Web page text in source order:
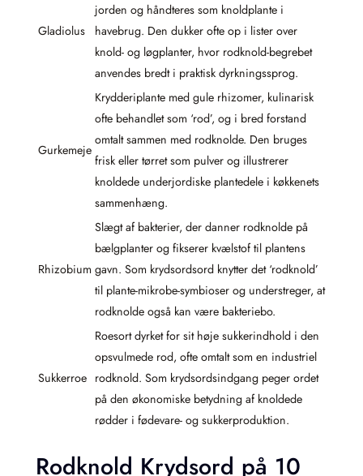
Gladiolus
jorden og håndteres som knoldplante i
havebrug. Den dukker ofte op i lister over
knold- og løgplanter, hvor rodknold-begrebet
anvendes bredt i praktisk dyrkningssprog.
Gurkemeje
Krydderiplante med gule rhizomer, kulinarisk
ofte behandlet som ‘rod’, og i bred forstand
omtalt sammen med rodknolde. Den bruges
frisk eller tørret som pulver og illustrerer
knoldede underjordiske plantedele i køkkenets
sammenhæng.
Rhizobium
Slægt af bakterier, der danner rodknolde på
bælgplanter og fikserer kvælstof til plantens
gavn. Som krydsordsord knytter det ‘rodknold’
til plante-mikrobe-symbioser og understreger, at
rodknolde også kan være bakteriebo.
Sukkerroe
Roesort dyrket for sit høje sukkerindhold i den
opsvulmede rod, ofte omtalt som en industriel
rodknold. Som krydsordsindgang peger ordet
på den økonomiske betydning af knoldede
rødder i fødevare- og sukkerproduktion.
Rodknold Krydsord på 10